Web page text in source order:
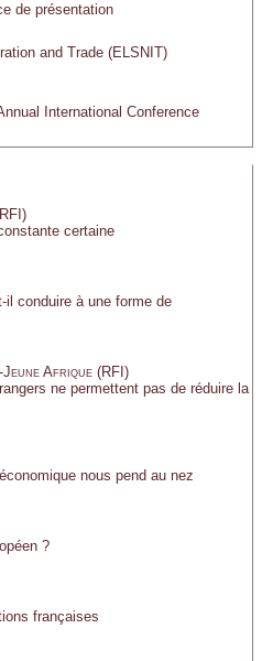
de présentation
and Trade (ELSNIT)
International Conference
certaine
il conduire à une forme de
Jeune Afrique (RFI)
ne permettent pas de réduire la
nous pend au nez
?
françaises